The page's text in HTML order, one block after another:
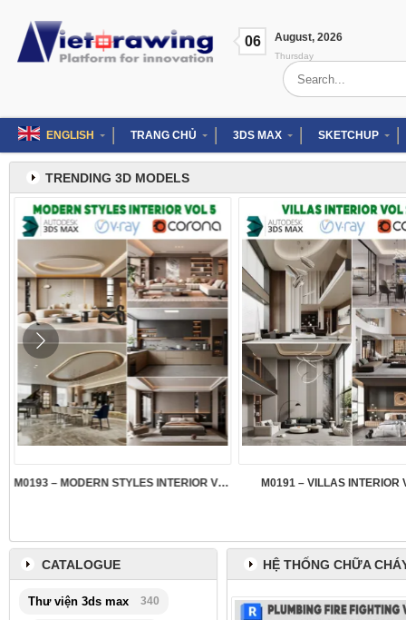
content
06 August, 2026
Thursday
Search
for:
ENGLISH TRANG CHỦ 3DS MAX SKETCHUP
TRENDING 3D MODELS
M0193 – MODERN STYLES INTERIOR VOL.5 M0191 – VILLAS INTERIOR
HỆ THỐNG CHỮA
CATALOGUE
Thư viện 3ds max 340